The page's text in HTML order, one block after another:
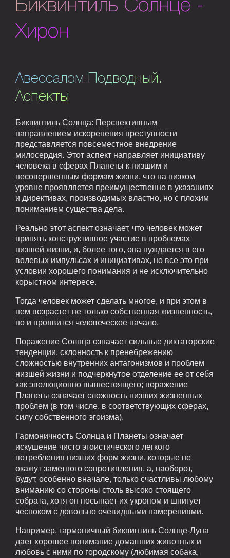
Биквинтиль Солнце -
Хирон
Авессалом Подводный.
Аспекты
Биквинтиль Солнца: Перспективным
направлением искоренения преступности
представляется повсеместное внедрение
милосердия. Этот аспект направляет инициативу
человека в сферах Планеты к низшим и
несовершенным формам жизни, что на низком
уровне проявляется преимущественно в указаниях
и директивах, производимых властно, но с плохим
пониманием существа дела.
Реально этот аспект означает, что человек может
принять конструктивное участие в проблемах
низшей жизни, и, более того, она нуждается в его
волевых импульсах и инициативах, но все это при
условии хорошего понимания и не исключительно
корыстном интересе.
Тогда человек может сделать многое, и при этом в
нем возрастет не только собственная жизненность,
но и проявится человеческое начало.
Поражение Солнца означает сильные диктаторские
тенденции, склонность к пренебрежению
сложностью внутренних антагонизмов и проблем
низшей жизни и подчеркнутое отделение ее от себя
как эволюционно вышестоящего; поражение
Планеты означает сложность низших жизненных
проблем (в том числе, в соответствующих сферах,
силу собственного эгоизма).
Гармоничность Солнца и Планеты означает
искушение чисто эгоистического легкого
потребления низших форм жизни, которые не
окажут заметного сопротивления, а, наоборот,
будут, особенно вначале, только счастливы любому
вниманию со стороны столь высоко стоящего
собрата, хотя он посыпает их укропом и шпигует
чесноком с довольно очевидными намерениями.
Например, гармоничный биквинтиль Солнце-Луна
дает хорошее понимание домашних животных и
любовь с ними по городскому (любимая собака,